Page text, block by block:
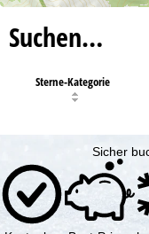
Suchen…
Sterne-Kategorie
Sicher